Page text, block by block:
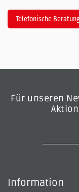
Telefonische
Für unseren
Information